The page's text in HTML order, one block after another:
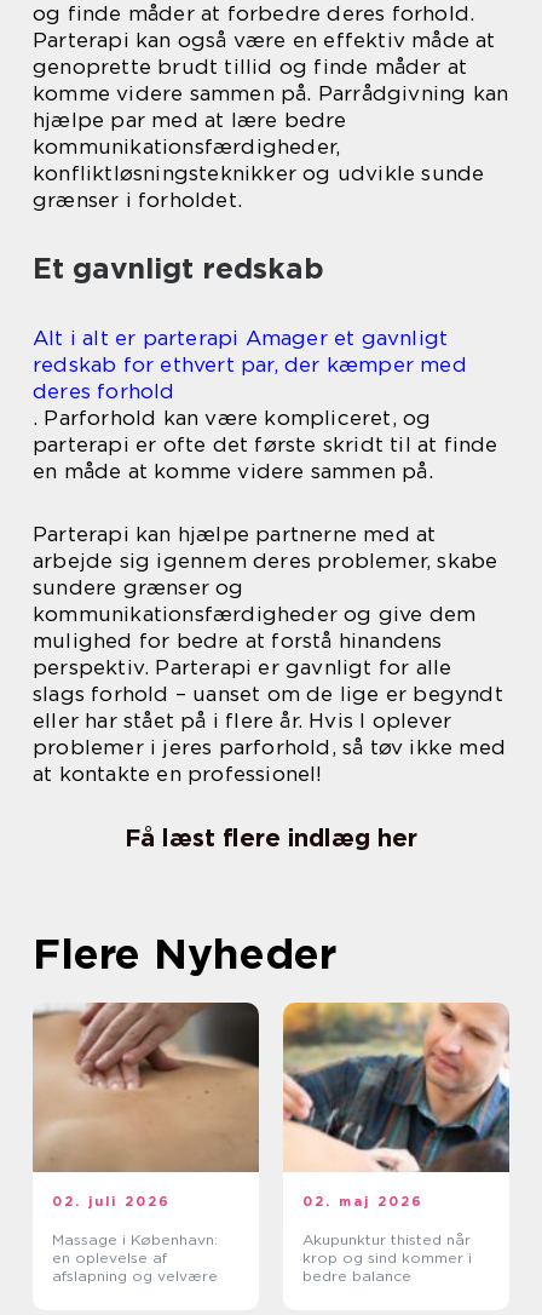
og finde måder at forbedre deres forhold.
Parterapi kan også være en effektiv måde at
genoprette brudt tillid og finde måder at
komme videre sammen på. Parrådgivning kan
hjælpe par med at lære bedre
kommunikationsfærdigheder,
konfliktløsningsteknikker og udvikle sunde
grænser i forholdet.
Et gavnligt redskab
Alt i alt er parterapi Amager et gavnligt
redskab for ethvert par, der kæmper med
deres forhold
. Parforhold kan være kompliceret, og
parterapi er ofte det første skridt til at finde
en måde at komme videre sammen på.
Parterapi kan hjælpe partnerne med at
arbejde sig igennem deres problemer, skabe
sundere grænser og
kommunikationsfærdigheder og give dem
mulighed for bedre at forstå hinandens
perspektiv. Parterapi er gavnligt for alle
slags forhold – uanset om de lige er begyndt
eller har stået på i flere år. Hvis I oplever
problemer i jeres parforhold, så tøv ikke med
at kontakte en professionel!
Få læst flere indlæg her
Flere Nyheder
02. juli 2026
Massage i København:
en oplevelse af
afslapning og velvære
02. maj 2026
Akupunktur thisted når
krop og sind kommer i
bedre balance